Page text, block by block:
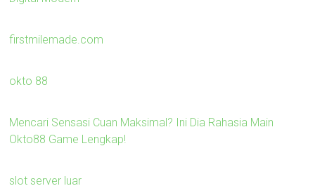
firstmilemade.com
okto 88
Mencari Sensasi Cuan Maksimal? Ini Dia Rahasia Main
Okto88 Game Lengkap!
slot server luar